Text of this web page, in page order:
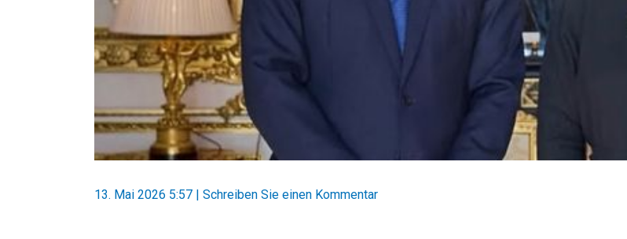
13. Mai 2026 5:57 | Schreiben Sie einen Kommentar